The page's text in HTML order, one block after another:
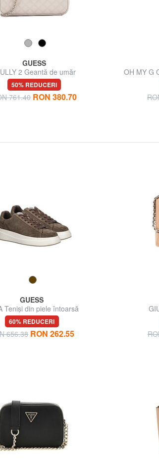
GUESS
2 Geantă de umăr
50% REDUCERI
761.40 RON 380.70
OH MY G
GUESS
Teniși din piele întoarsă
60% REDUCERI
656.38 RON 262.55